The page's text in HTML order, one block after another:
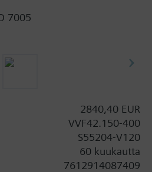
7005
2840,40 EUR
VVF42.150-400
S55204-V120
60 kuukautta
7612914087409